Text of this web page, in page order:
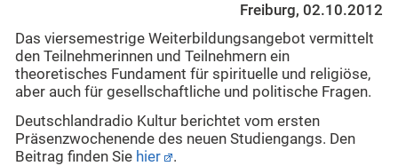
Freiburg, 02.10.2012
Das viersemestrige Weiterbildungsangebot vermittelt
den Teilnehmerinnen und Teilnehmern ein
theoretisches Fundament für spirituelle und religiöse,
aber auch für gesellschaftliche und politische Fragen.
Deutschlandradio Kultur berichtet vom ersten
Präsenzwochenende des neuen Studiengangs. Den
Beitrag finden Sie hier .